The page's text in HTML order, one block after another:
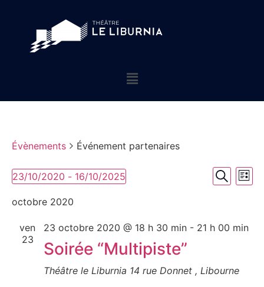
Évènements Événement partenaires
vues
Liste
23/10/2020 - 16/10/2025
Sélectionnez
une
date.
octobre 2020
ven
23
23 octobre 2020 @ 18 h 30 min- 21 h 00 min
Soirée “Multipiste”
Théâtre le Liburnia 14 rue Donnet , Libourne